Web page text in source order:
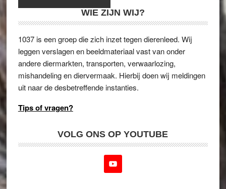
WIE ZIJN WIJ?
1037 is een groep die zich inzet tegen dierenleed. Wij
leggen verslagen en beeldmateriaal vast van onder
andere diermarkten, transporten, verwaarlozing,
mishandeling en diervermaak. Hierbij doen wij meldingen
uit naar de desbetreffende instanties.
Tips of vragen?
VOLG ONS OP YOUTUBE